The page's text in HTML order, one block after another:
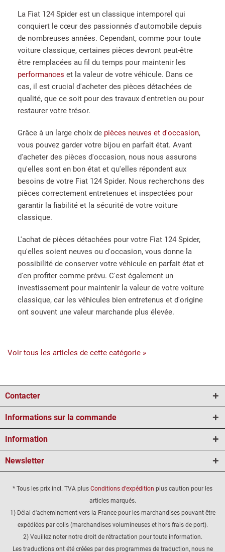
La Fiat 124 Spider est un classique intemporel qui
conquiert le cœur des passionnés d'automobile depuis
de nombreuses années. Cependant, comme pour toute
voiture classique, certaines pièces devront peut-être
être remplacées au fil du temps pour maintenir les
performances et la valeur de votre véhicule. Dans ce
cas, il est crucial d'acheter des pièces détachées de
qualité, que ce soit pour des travaux d'entretien ou pour
restaurer votre trésor.
Grâce à un large choix de pièces neuves et d'occasion,
vous pouvez garder votre bijou en parfait état. Avant
d'acheter des pièces d'occasion, nous nous assurons
qu'elles sont en bon état et qu'elles répondent aux
besoins de votre Fiat 124 Spider. Nous recherchons des
pièces correctement entretenues et inspectées pour
garantir la fiabilité et la sécurité de votre voiture
classique.
L'achat de pièces détachées pour votre Fiat 124 Spider,
qu'elles soient neuves ou d'occasion, vous donne la
possibilité de conserver votre véhicule en parfait état et
d'en profiter comme prévu. C'est également un
investissement pour maintenir la valeur de votre voiture
classique, car les véhicules bien entretenus et d'origine
ont souvent une valeur marchande plus élevée.
Voir tous les articles de cette catégorie »
Contacter
Informations sur la commande
Information
Newsletter
* Tous les prix incl. TVA plus Conditions d'expédition plus caution pour les
articles marqués.
1) Délai d'acheminement vers la France pour les marchandises pouvant être
expédiées par colis (marchandises volumineuses et hors frais de port).
2) Veuillez noter notre droit de rétractation pour toute information.
Les traductions ont été créées par des programmes de traduction, nous ne